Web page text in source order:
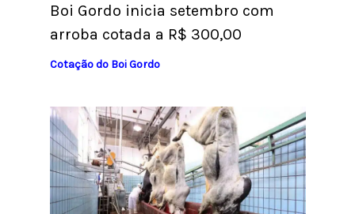
Boi Gordo inicia setembro com
arroba cotada a R$ 300,00
Cotação do Boi Gordo